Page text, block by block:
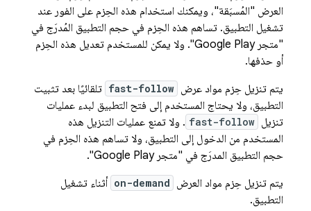
العرض "المُسبَقة"، ويمكنك استخدام هذه الحِزم على الفور عند
تشغيل التطبيق. تساهم هذه الحِزم في حجم التطبيق المُدرَج في
"متجر Google Play". ولا يمكن للمستخدم تعديل هذه الحِزم
أو حذفها.
يتم تنزيل حِزم مواد عرض fast-follow تلقائيًا بعد تثبيت
التطبيق، ولا يحتاج المستخدم إلى فتح التطبيق لبدء عمليات
تنزيل fast-follow . ولا تمنع عمليات التنزيل هذه
المستخدم من الدخول إلى التطبيق، ولا تساهم هذه الحِزم في
حجم التطبيق المدرَج في "متجر Google Play".
يتم تنزيل حِزم مواد العرض on-demand أثناء تشغيل
التطبيق.